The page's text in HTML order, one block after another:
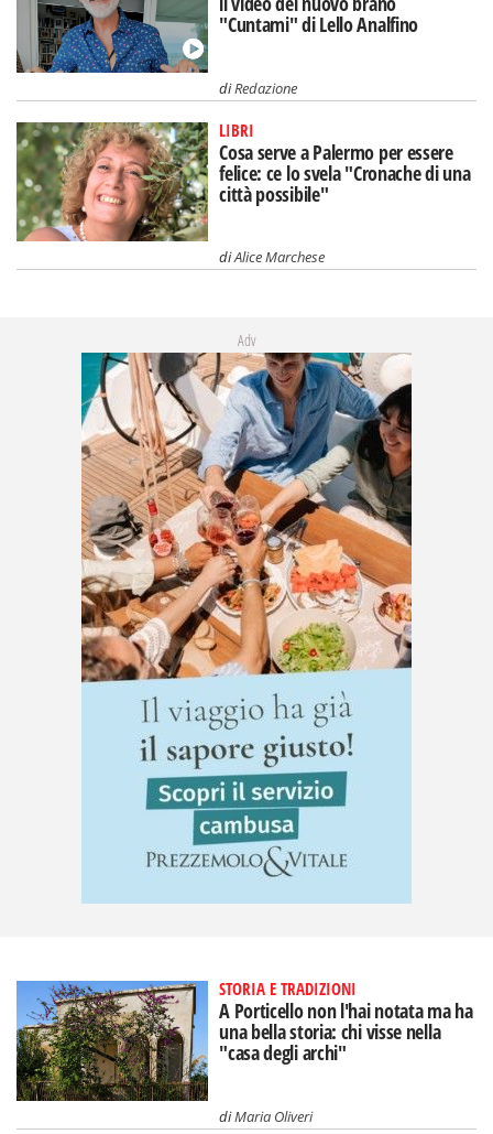
"Cuntami" di Lello Analfino
diRedazione
LIBRI
Cosa serve a Palermo per essere
felice: ce lo svela "Cronache di una
città possibile"
diAlice Marchese
Adv
STORIA E TRADIZIONI
A Porticello non l'hai notata ma ha
una bella storia: chi visse nella
"casa degli archi"
diMaria Oliveri